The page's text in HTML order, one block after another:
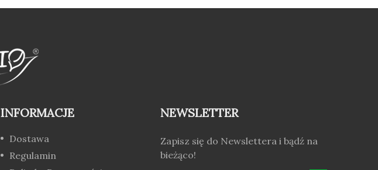
INFORMACJE
Dostawa
Regulamin
NEWSLETTER
Zapisz się do Newslettera i bądź na
bieżąco!